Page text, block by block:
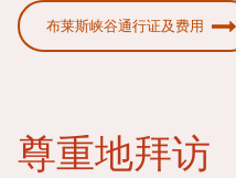
布莱斯峡谷通行证及费用
尊重地拜访